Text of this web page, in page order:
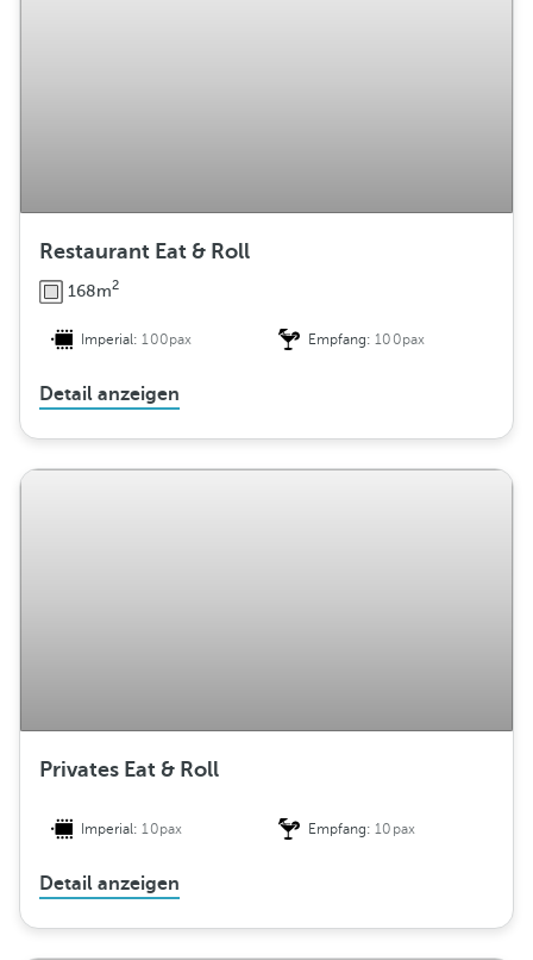
Restaurant Eat & Roll
168m2
Imperial:100pax Empfang:100pax
Detail anzeigen
Privates Eat & Roll
Imperial:10pax Empfang:10pax
Detail anzeigen